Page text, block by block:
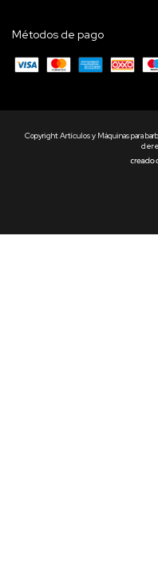
Métodos de pago
Copyright Artículos y Máquinas para